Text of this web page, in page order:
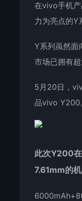
在vivo手机
力为亮点的Y
Y系列虽然面
市场已拥有
5月20日，
品vivo Y200
此次Y200
7.61mm的